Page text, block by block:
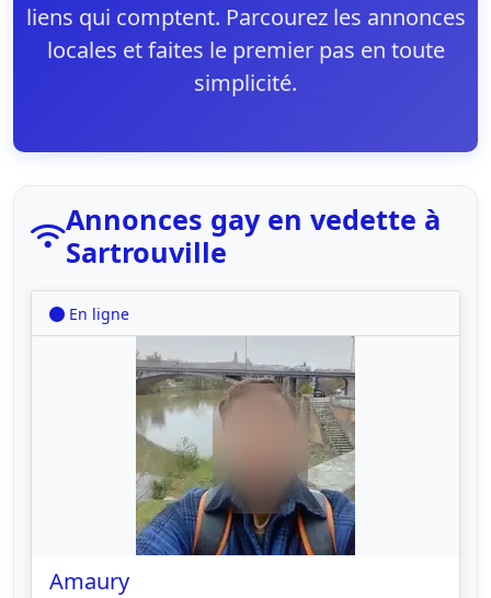
liens qui comptent. Parcourez les annonces
locales et faites le premier pas en toute
simplicité.
Annonces gay en vedette à
Sartrouville
En ligne
Amaury